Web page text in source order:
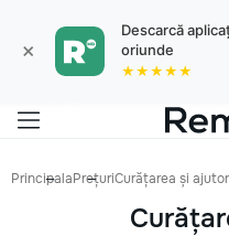
×
Descarcă
oriunde
★★★★★
PrincipalaPrețuriCurățarea și